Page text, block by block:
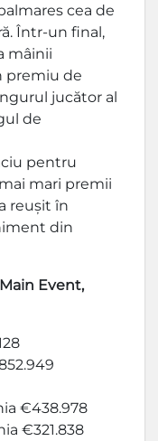
cea de
Într-un final,
mâinii
premiu de
jucător al
de
pentru
mari premii
reușit în
din
Event,
€438.978
€321.838